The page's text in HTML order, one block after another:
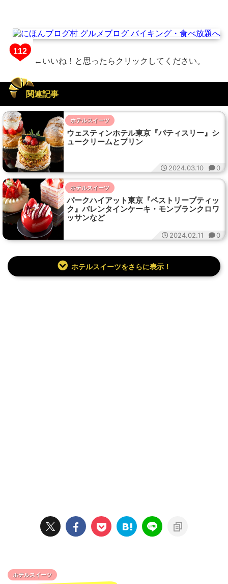
←いいね！と思ったらクリックしてください。
関連記事
ホテルスイーツ
ウェスティンホテル東京『パティスリー』シ
ュークリームとプリン
2024.03.10 0
ホテルスイーツ
パークハイアット東京『ペストリーブティッ
ク』バレンタインケーキ・モンブランクロワ
ッサンなど
2024.02.11 0
ホテルスイーツをさらに表示！
ホテルスイーツ